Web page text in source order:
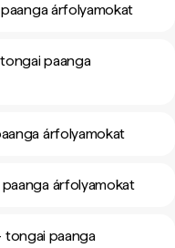
árfolyamokat
paanga
árfolyamokat
árfolyamokat
tongai paanga